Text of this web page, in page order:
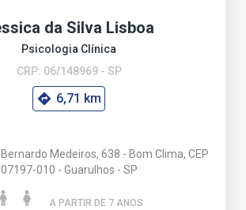
da Silva Lisboa
Psicologia Clínica
CRP: 06/148969 - SP
6,71 km
Medeiros, 638 - Bom Clima, CEP
07197-010 - Guarulhos - SP
A PARTIR DE 7 ANOS